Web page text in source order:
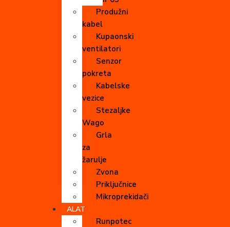
Produžni
kabel
Kupaonski
ventilatori
Senzor
pokreta
Kabelske
vezice
Stezaljke
Wago
Grla
za
žarulje
Zvona
Priključnice
Mikroprekidači
ALAT
Runpotec